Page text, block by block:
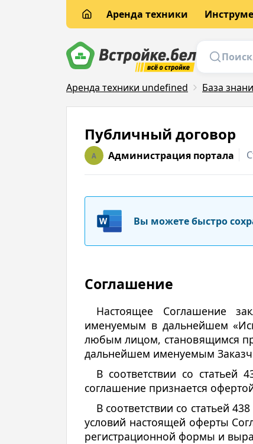
Аренда техники
Аренда техники undefined База
Публичный договор
A Администрация портала
Вы можете быстро
Соглашение
Настоящее Соглашение
именуемым в дальнейшем
любым лицом, становящимся
дальнейшем именуемым
В соответствии со статьей
соглашение признается
В соответствии со статьей
условий настоящей оферты
регистрационной формы и